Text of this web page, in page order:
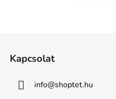
Kapcsolat
info@shoptet.hu